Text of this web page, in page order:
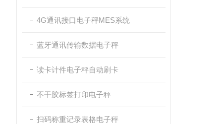
4G通讯接口电子秤MES系统
蓝牙通讯传输数据电子秤
读卡计件电子秤自动刷卡
不干胶标签打印电子秤
扫码称重记录表格电子秤